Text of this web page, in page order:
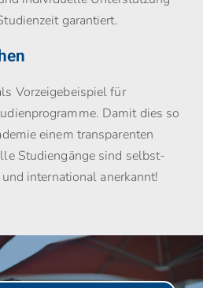
garantiert.
Vorzeigebeispiel für
Damit dies so
einem transparenten
Studiengänge sind selbst­
international anerkannt!